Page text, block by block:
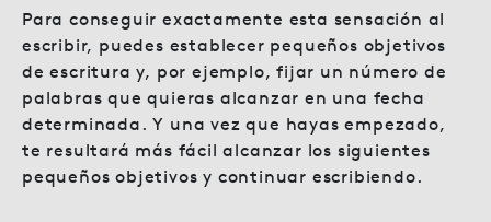
Para conseguir exactamente esta sensación al
escribir, puedes establecer pequeños objetivos
de escritura y, por ejemplo, fijar un número de
palabras que quieras alcanzar en una fecha
determinada. Y una vez que hayas empezado,
te resultará más fácil alcanzar los siguientes
pequeños objetivos y continuar escribiendo.